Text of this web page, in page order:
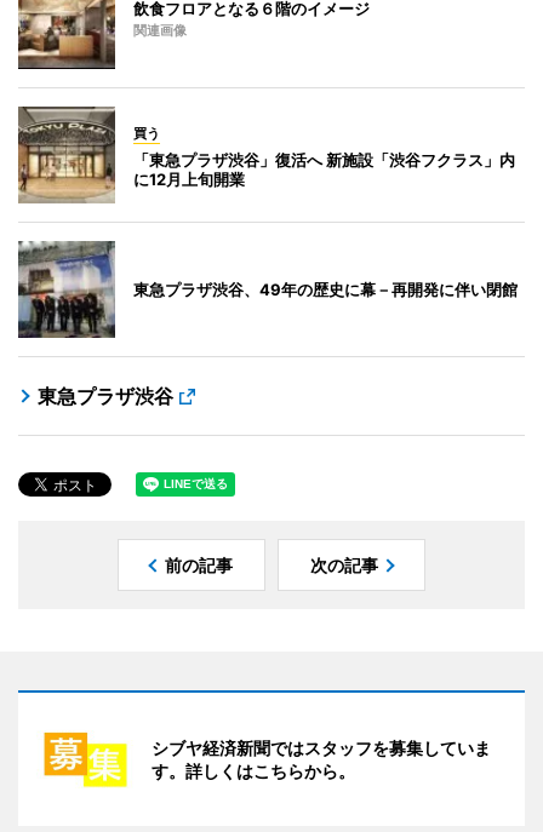
飲食フロアとなる６階のイメージ
関連画像
買う
「東急プラザ渋谷」復活へ 新施設「渋谷フクラス」内
に12月上旬開業
東急プラザ渋谷、49年の歴史に幕－再開発に伴い閉館
東急プラザ渋谷
前の記事 次の記事
シブヤ経済新聞ではスタッフを募集していま
す。詳しくはこちらから。